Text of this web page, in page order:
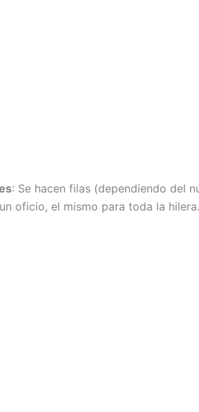
: Se hacen filas (dependiendo del
oficio, el mismo para toda la